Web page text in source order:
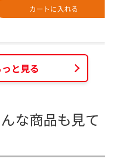
カートに入れる
と見る
な商品も見て